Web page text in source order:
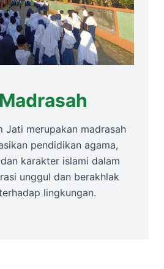
Jati merupakan madrasah
pendidikan agama,
karakter islami dalam
unggul dan berakhlak
lingkungan.